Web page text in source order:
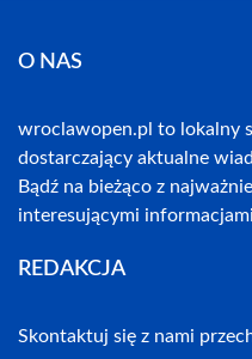
O NAS
wroclawopen.pl to lokalny
dostarczający aktualne
Bądź na bieżąco z
interesującymi
REDAKCJA
Skontaktuj się z nami